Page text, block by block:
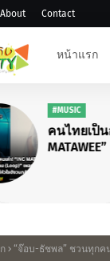
About Contact
หน้าแรก
#MUSIC
คนไทยเป็น
“จ๊อบ-ธัชพล” ชวนทุกค